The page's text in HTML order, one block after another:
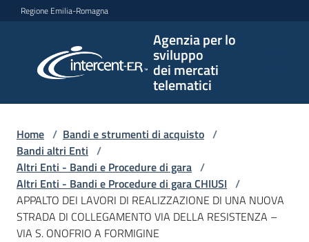
Vai al contenuto
Vai alla navigazione
Vai al footer
Regione Emilia-Romagna
Agenzia per lo
sviluppo
dei mercati
telematici
per lo
sviluppo
telematici
L'Agenzia
Home / Bandi e strumenti di acquisto /
Bandi altri Enti /
Altri Enti - Bandi e Procedure di gara /
Altri Enti - Bandi e Procedure di gara CHIUSI /
APPALTO DEI LAVORI DI REALIZZAZIONE DI UNA NUOVA
STRADA DI COLLEGAMENTO VIA DELLA RESISTENZA –
VIA S. ONOFRIO A FORMIGINE